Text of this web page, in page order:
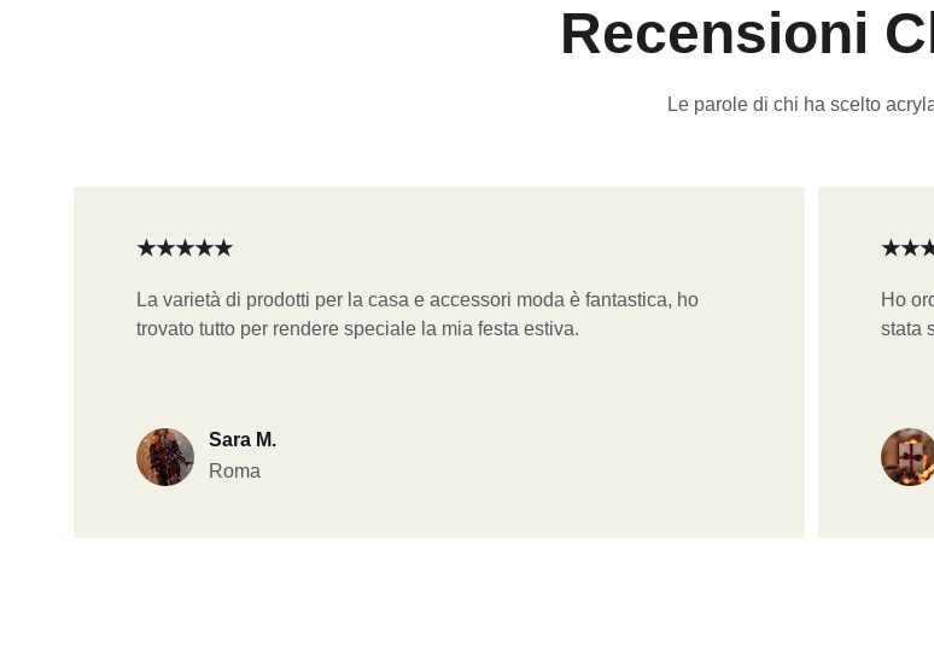
Recensioni
Le parole di chi ha scelto
Ho
stata
La varietà di prodotti per la casa e accessori moda è fantastica, ho
trovato tutto per rendere speciale la mia festa estiva.
Sara M.
Roma
★★★★★